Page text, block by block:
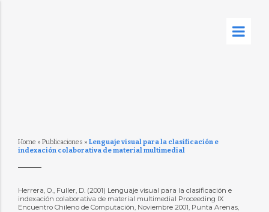
Home » Publicaciones » Lenguaje visual para la clasificación e
indexación colaborativa de material multimedial
Herrera, O., Fuller, D. (2001) Lenguaje visual para la clasificación e
indexación colaborativa de material multimedial Proceeding IX
Encuentro Chileno de Computación, Noviembre 2001, Punta Arenas,